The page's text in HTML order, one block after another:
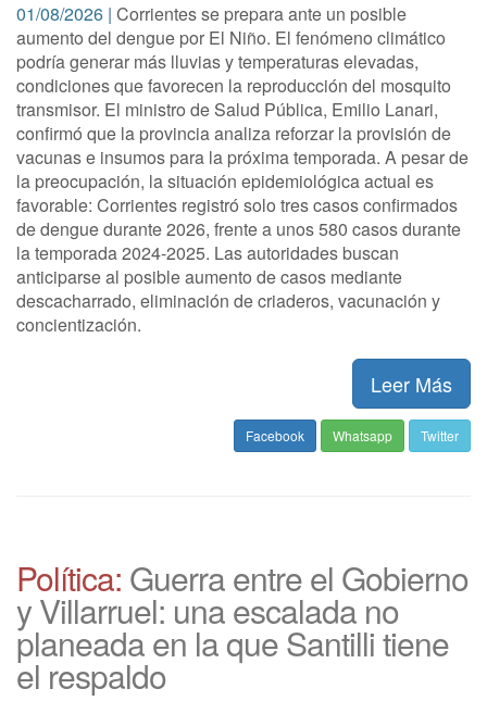
01/08/2026 | Corrientes se prepara ante un posible
aumento del dengue por El Niño. El fenómeno climático
podría generar más lluvias y temperaturas elevadas,
condiciones que favorecen la reproducción del mosquito
transmisor. El ministro de Salud Pública, Emilio Lanari,
confirmó que la provincia analiza reforzar la provisión de
vacunas e insumos para la próxima temporada. A pesar de
la preocupación, la situación epidemiológica actual es
favorable: Corrientes registró solo tres casos confirmados
de dengue durante 2026, frente a unos 580 casos durante
la temporada 2024-2025. Las autoridades buscan
anticiparse al posible aumento de casos mediante
descacharrado, eliminación de criaderos, vacunación y
concientización.
Leer Más
Facebook Whatsapp Twitter
Política: Guerra entre el Gobierno
y Villarruel: una escalada no
planeada en la que Santilli tiene
el respaldo